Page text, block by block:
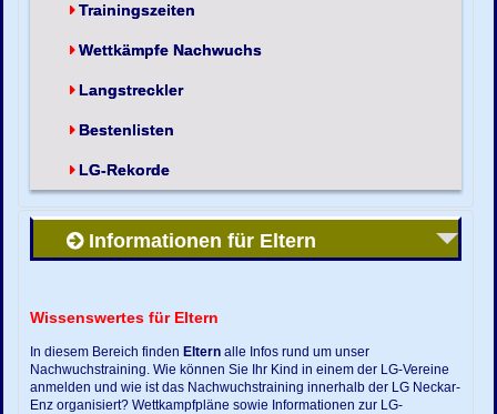
Trainingszeiten
Wettkämpfe Nachwuchs
Langstreckler
Bestenlisten
LG-Rekorde
Informationen für Eltern
Wissenswertes für Eltern
In diesem Bereich finden Eltern alle Infos rund um unser
Nachwuchstraining. Wie können Sie Ihr Kind in einem der LG-Vereine
anmelden und wie ist das Nachwuchstraining innerhalb der LG Neckar-
Enz organisiert? Wettkampfpläne sowie Informationen zur LG-